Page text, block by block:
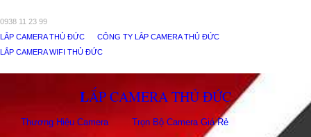
0938 11 23 99
LẮP CAMERA THỦ ĐỨC
CÔNG TY LẮP CAMERA THỦ ĐỨC
LẮP CAMERA WIFI THỦ ĐỨC
LẮP CAMERA THỦ ĐỨC
Thương Hiệu Camera Trọn Bộ Camera Giá Rẻ